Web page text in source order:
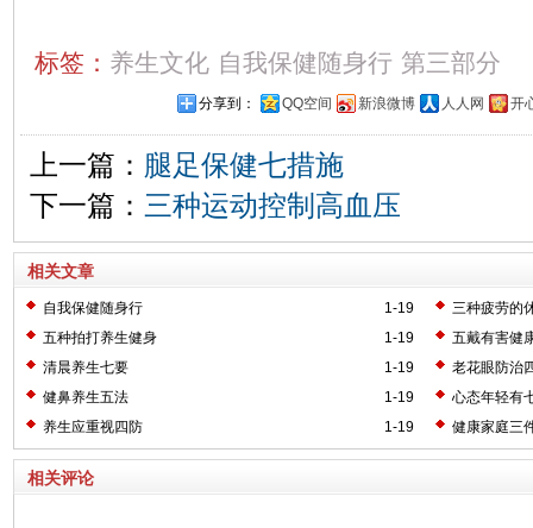
标签： 养生文化 自我保健随身行 第三部分
分享到： QQ空间 新浪微博 人人网 开
上一篇： 腿足保健七措施
下一篇： 三种运动控制高血压
相关文章
1-19
自我保健随身行
三种疲劳的
1-19
五种拍打养生健身
五戴有害健
1-19
清晨养生七要
老花眼防治
1-19
健鼻养生五法
心态年轻有
1-19
养生应重视四防 健康家庭三
相关评论